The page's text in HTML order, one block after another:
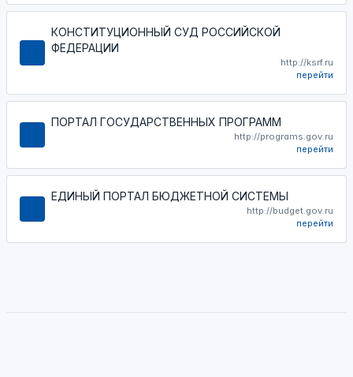
КОНСТИТУЦИОННЫЙ СУД РОССИЙСКОЙ
ФЕДЕРАЦИИ
http://ksrf.ru
перейти
ПОРТАЛ ГОСУДАРСТВЕННЫХ ПРОГРАММ
http://programs.gov.ru
перейти
ЕДИНЫЙ ПОРТАЛ БЮДЖЕТНОЙ СИСТЕМЫ
http://budget.gov.ru
перейти